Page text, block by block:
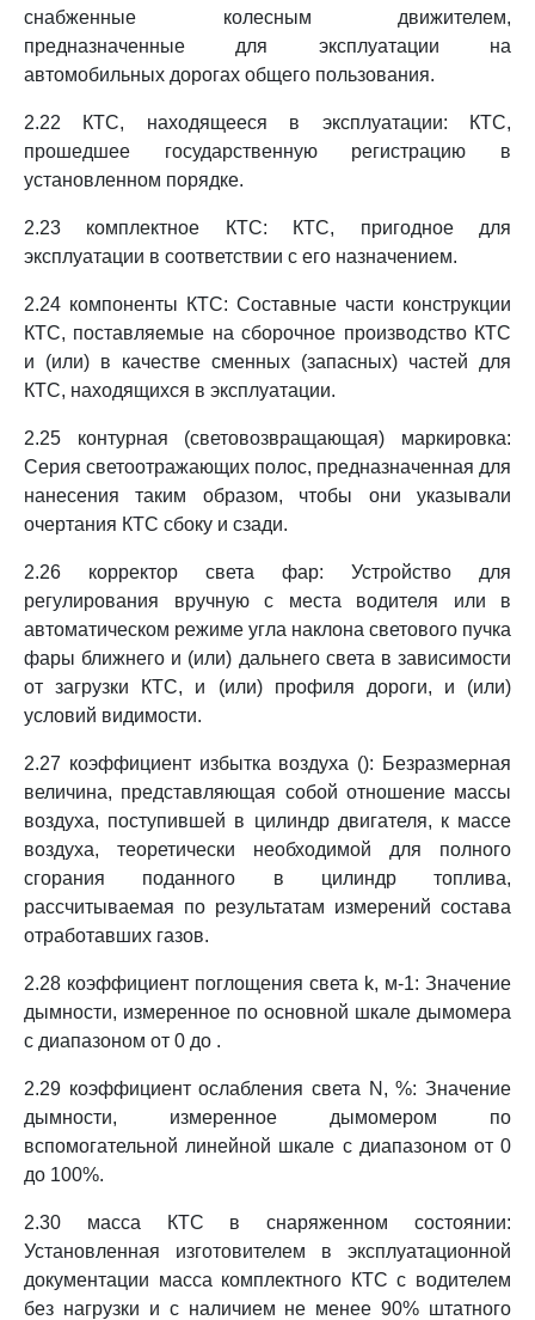
снабженные колесным движителем,
предназначенные для эксплуатации на
автомобильных дорогах общего пользования.
2.22 КТС, находящееся в эксплуатации: КТС,
прошедшее государственную регистрацию в
установленном порядке.
2.23 комплектное КТС: КТС, пригодное для
эксплуатации в соответствии с его назначением.
2.24 компоненты КТС: Составные части конструкции
КТС, поставляемые на сборочное производство КТС
и (или) в качестве сменных (запасных) частей для
КТС, находящихся в эксплуатации.
2.25 контурная (световозвращающая) маркировка:
Серия светоотражающих полос, предназначенная для
нанесения таким образом, чтобы они указывали
очертания КТС сбоку и сзади.
2.26 корректор света фар: Устройство для
регулирования вручную с места водителя или в
автоматическом режиме угла наклона светового пучка
фары ближнего и (или) дальнего света в зависимости
от загрузки КТС, и (или) профиля дороги, и (или)
условий видимости.
2.27 коэффициент избытка воздуха (): Безразмерная
величина, представляющая собой отношение массы
воздуха, поступившей в цилиндр двигателя, к массе
воздуха, теоретически необходимой для полного
сгорания поданного в цилиндр топлива,
рассчитываемая по результатам измерений состава
отработавших газов.
2.28 коэффициент поглощения света k, м-1: Значение
дымности, измеренное по основной шкале дымомера
с диапазоном от 0 до .
2.29 коэффициент ослабления света N, %: Значение
дымности, измеренное дымомером по
вспомогательной линейной шкале с диапазоном от 0
до 100%.
2.30 масса КТС в снаряженном состоянии:
Установленная изготовителем в эксплуатационной
документации масса комплектного КТС с водителем
без нагрузки и с наличием не менее 90% штатного